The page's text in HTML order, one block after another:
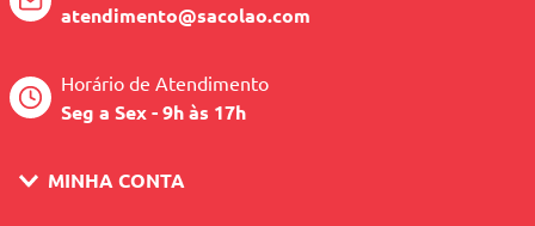
atendimento@sacolao.com
Horário de Atendimento
Seg a Sex - 9h às 17h
MINHA CONTA